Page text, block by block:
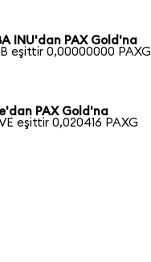
INU'dan PAX Gold'na
eşittir 0,00000000 PAXG
PAX Gold'na
eşittir 0,020416 PAXG